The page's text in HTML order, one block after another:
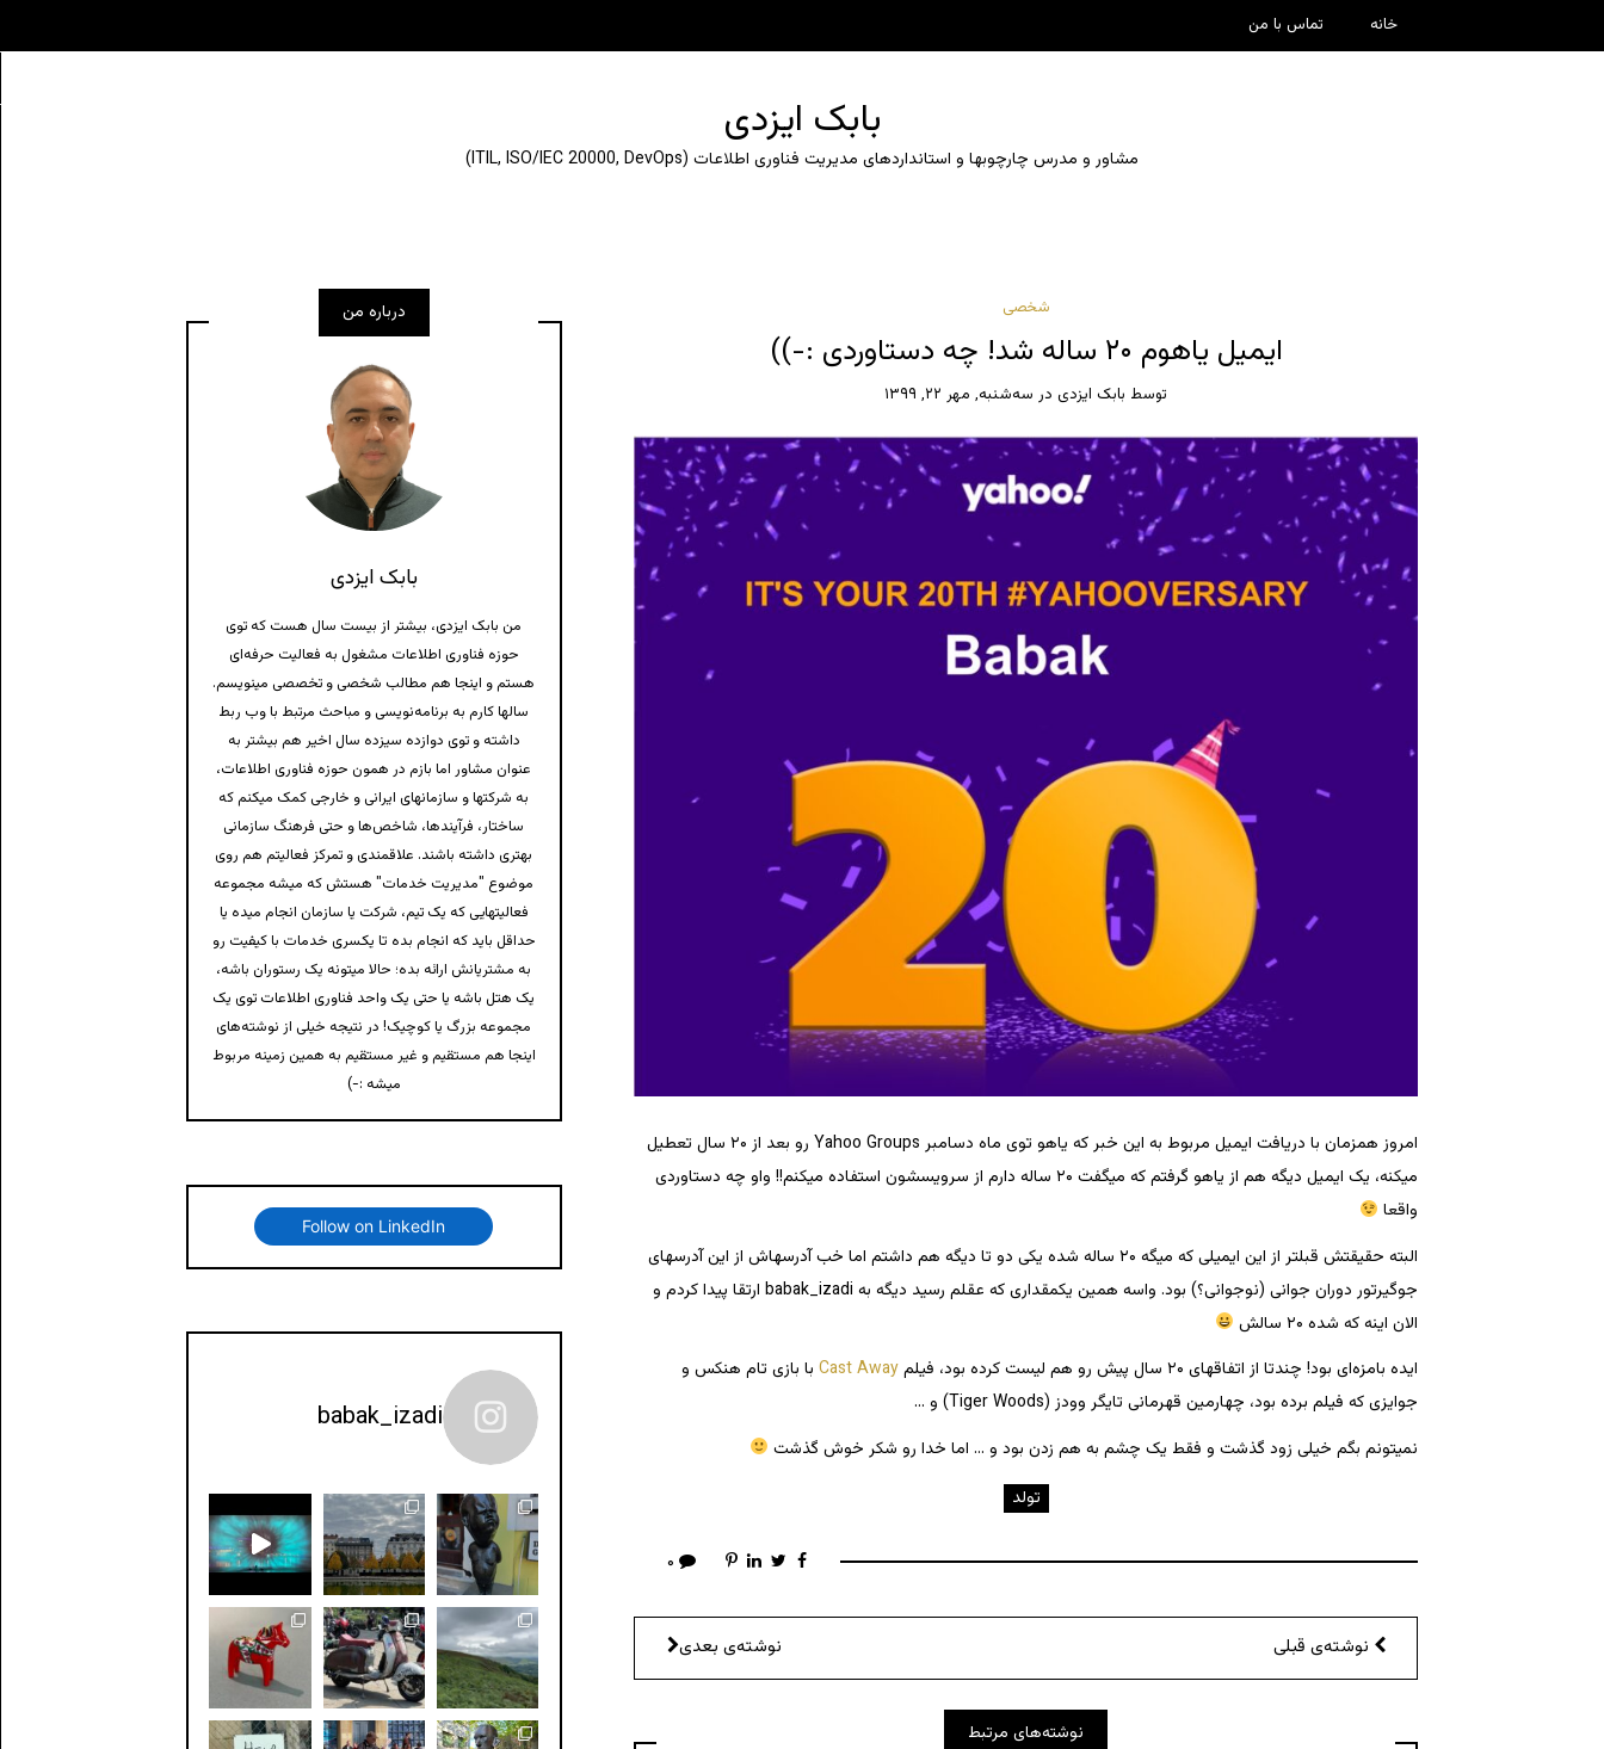
خانه تماس با من
بابک ایزدی
مشاور و مدرس چارچوبها و استانداردهای مدیریت فناوری اطلاعات (ITIL, ISO/IEC 20000, DevOps)
شخصی
ایمیل یاهوم ۲۰ ساله شد! چه دستاوردی :-))
توسط بابک ایزدی در سه‌شنبه, مهر ۲۲, ۱۳۹۹
امروز همزمان با دریافت ایمیل مربوط به این خبر که یاهو توی ماه دسامبر Yahoo Groups رو بعد از ۲۰ سال تعطیل
میکنه، یک ایمیل دیگه هم از یاهو گرفتم که میگفت ۲۰ ساله دارم از سرویسشون استفاده میکنم!! واو چه دستاوردی
واقعا
البته حقیقتش قبلتر از این ایمیلی که میگه ۲۰ ساله شده یکی دو تا دیگه هم داشتم اما خب آدرسهاش از این آدرسهای
جوگیرتور دوران جوانی (نوجوانی؟) بود. واسه همین یکمقداری که عقلم رسید دیگه به babak_izadi ارتقا پیدا کردم و
الان اینه که شده ۲۰ سالش
ایده بامزه‌ای بود! چندتا از اتفاقهای ۲۰ سال پیش رو هم لیست کرده بود، فیلم
Cast Awayبا بازی تام هنکس و
جوایزی که فیلم برده بود، چهارمین قهرمانی تایگر وودز (Tiger Woods) و …
نمیتونم بگم خیلی زود گذشت و فقط یک چشم به هم زدن بود و … اما خدا رو شکر خوش گذشت
تولد
۰
نوشته‌ی قبلی نوشته‌ی بعدی
نوشته‌های مرتبط
درباره من
بابک ایزدی
من بابک ایزدی، بیشتر از بیست سال هست که توی
حوزه فناوری اطلاعات مشغول به فعالیت حرفه‌ای
هستم و اینجا هم مطالب شخصی و تخصصی مینویسم.
سالها کارم به برنامه‌نویسی و مباحث مرتبط با وب ربط
داشته و توی دوازده سیزده سال اخیر هم بیشتر به
عنوان مشاور اما بازم در همون حوزه فناوری اطلاعات،
به شرکتها و سازمانهای ایرانی و خارجی کمک میکنم که
ساختار، فرآیندها، شاخص‌ها و حتی فرهنگ سازمانی
بهتری داشته باشند. علاقمندی و تمرکز فعالیتم هم روی
موضوع "مدیریت خدمات" هستش که میشه مجموعه
فعالیتهایی که یک تیم، شرکت یا سازمان انجام میده یا
حداقل باید که انجام بده تا یکسری خدمات با کیفیت رو
به مشتریانش ارائه بده؛ حالا میتونه یک رستوران باشه،
یک هتل باشه یا حتی یک واحد فناوری اطلاعات توی یک
مجموعه بزرگ یا کوچیک! در نتیجه خیلی از نوشته‌های
اینجا هم مستقیم و غیر مستقیم به همین زمینه مربوط
میشه :-)
Follow on LinkedIn
babak_izadi
⁨ پاییز - #وین - #لیورپول - #براتیسلاوا - #منچستر
Watch the elements of life: fire, air, water, and
All the legends together! . . . . #motorcycle #suz
A #Dalecarlian horse or #Dala horse (Swedish: Dala
Help is out there!